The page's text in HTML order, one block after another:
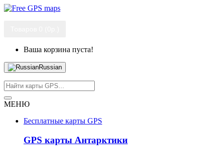
Ваша корзина пуста!
Russian
МЕНЮ
Бесплатные карты GPS
GPS карты Антарктики